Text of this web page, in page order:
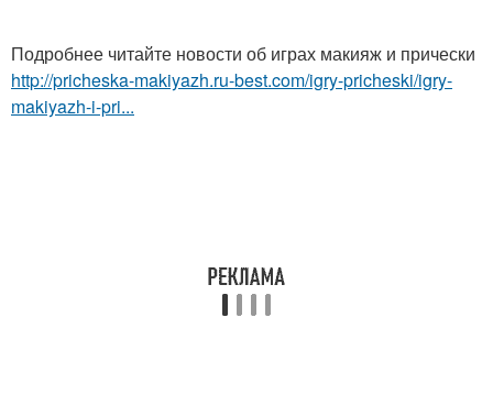
Подробнее читайте новости об играх макияж и прически
http://pricheska-makiyazh.ru-best.com/igry-pricheski/igry-
makiyazh-i-pri...